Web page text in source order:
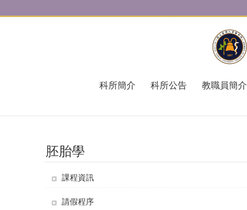
科所簡介 科所公告 教職員簡介
胚胎學
課程資訊
請假程序